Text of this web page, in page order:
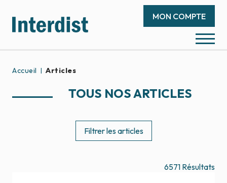
MON COMPTE
Accueil Articles
TOUS NOS ARTICLES
Filtrer les articles
6571 Résultats